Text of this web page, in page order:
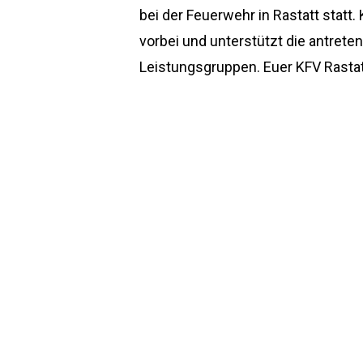
navigation
bei der Feuerwehr in Rastatt statt.
vorbei und unterstützt die
Leistungsgruppen. Euer KFV